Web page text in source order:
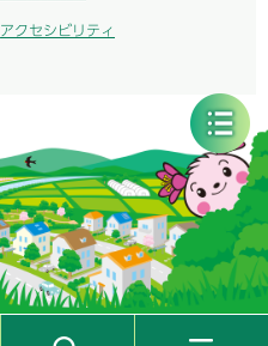
アクセシビリティ